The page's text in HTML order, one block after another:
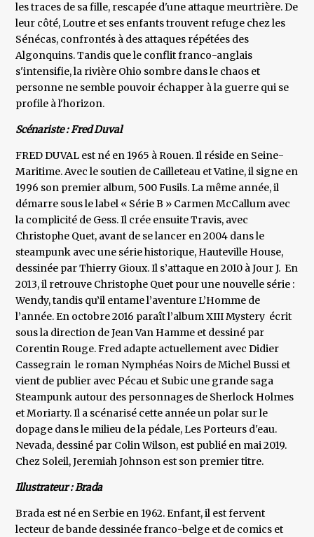
les traces de sa fille, rescapée d'une attaque meurtrière. De
leur côté, Loutre et ses enfants trouvent refuge chez les
Sénécas, confrontés à des attaques répétées des
Algonquins. Tandis que le conflit franco-anglais
s'intensifie, la rivière Ohio sombre dans le chaos et
personne ne semble pouvoir échapper à la guerre qui se
profile à l'horizon.
Scénariste : Fred Duval
FRED DUVAL est né en 1965 à Rouen. Il réside en Seine-
Maritime. Avec le soutien de Cailleteau et Vatine, il signe en
1996 son premier album, 500 Fusils. La même année, il
démarre sous le label « Série B » Carmen McCallum avec
la complicité de Gess. Il crée ensuite Travis, avec
Christophe Quet, avant de se lancer en 2004 dans le
steampunk avec une série historique, Hauteville House,
dessinée par Thierry Gioux. Il s’attaque en 2010 à Jour J. En
2013, il retrouve Christophe Quet pour une nouvelle série :
Wendy, tandis qu’il entame l’aventure L’Homme de
l’année. En octobre 2016 paraît l’album XIII Mystery écrit
sous la direction de Jean Van Hamme et dessiné par
Corentin Rouge. Fred adapte actuellement avec Didier
Cassegrain le roman Nymphéas Noirs de Michel Bussi et
vient de publier avec Pécau et Subic une grande saga
Steampunk autour des personnages de Sherlock Holmes
et Moriarty. Il a scénarisé cette année un polar sur le
dopage dans le milieu de la pédale, Les Porteurs d'eau.
Nevada, dessiné par Colin Wilson, est publié en mai 2019.
Chez Soleil, Jeremiah Johnson est son premier titre.
Illustrateur : Brada
Brada est né en Serbie en 1962. Enfant, il est fervent
lecteur de bande dessinée franco-belge et de comics et